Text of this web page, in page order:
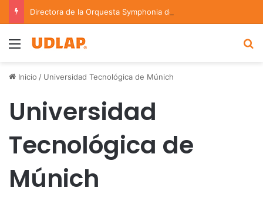
Menu
Inicio / Universidad Tecnológica de Múnich
Universidad
Tecnológica de
Múnich